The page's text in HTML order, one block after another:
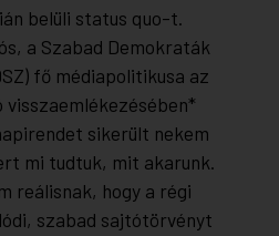
belüli status quo-t.
a Szabad Demokraták
fő médiapolitikusa az
visszaemlékezésében*
sikerült nekem
mi tudtuk, mit akarunk.
reálisnak, hogy a régi
szabad sajtótörvényt